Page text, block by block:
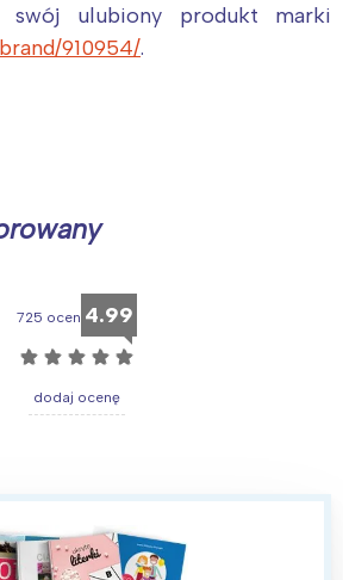
swój ulubiony produkt marki
910954/.
725 ocen 4.99
☆ ☆ ☆ ☆ ☆
dodaj ocenę